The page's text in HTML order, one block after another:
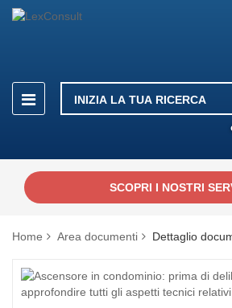
SCOPRI I NOSTRI
Home Area documenti Dettaglio